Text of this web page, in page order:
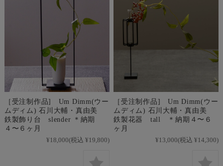
［受注制作品] Um Dimm(ウー
ムディム) 石川大輔・真由美
鉄製飾り台 slender ＊納期
４〜６ヶ月
¥18,000(税込 ¥19,800)
［受注制作品] Um Dimm(ウー
ムディム) 石川大輔・真由美
鉄製花器 tall ＊納期４〜６
ヶ月
¥13,000(税込 ¥14,300)